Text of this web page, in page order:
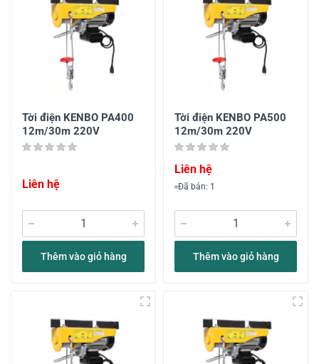
Tời điện KENBO PA400
12m/30m 220V
Liên hệ
Thêm vào giỏ hàng
Tời điện KENBO PA500
12m/30m 220V
Liên hệ
Đã bán: 1
Thêm vào giỏ hàng